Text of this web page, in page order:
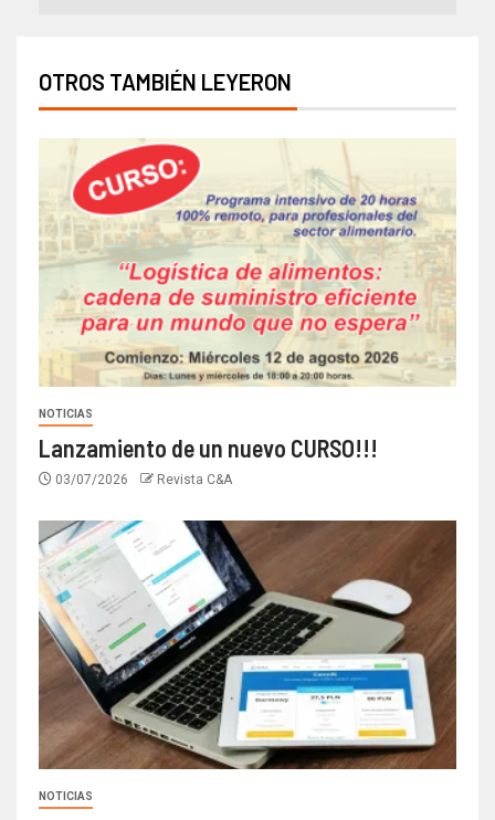
OTROS TAMBIÉN LEYERON
NOTICIAS
Lanzamiento de un nuevo CURSO!!!
03/07/2026 Revista C&A
NOTICIAS